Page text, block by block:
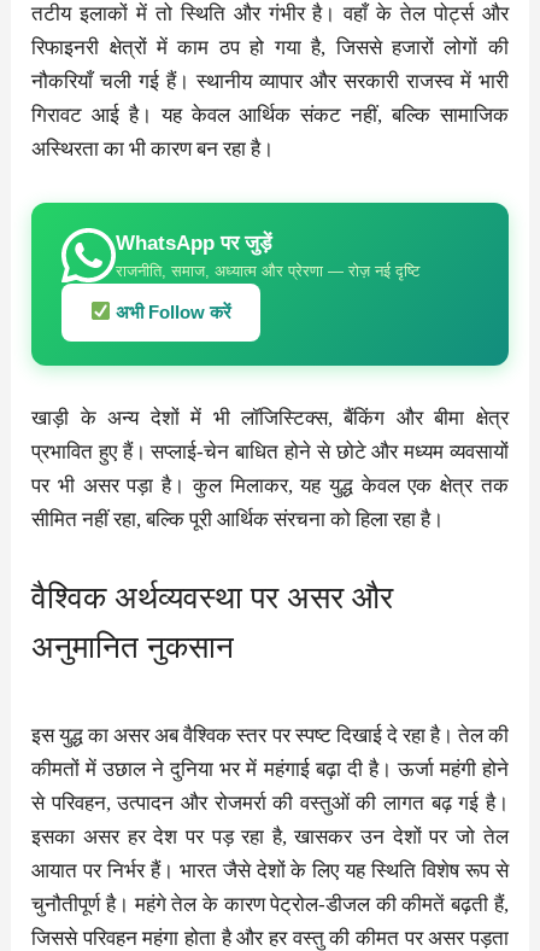
तटीय इलाकों में तो स्थिति और गंभीर है। वहाँ के तेल पोर्ट्स और
रिफाइनरी क्षेत्रों में काम ठप हो गया है, जिससे हजारों लोगों की
नौकरियाँ चली गई हैं। स्थानीय व्यापार और सरकारी राजस्व में भारी
गिरावट आई है। यह केवल आर्थिक संकट नहीं, बल्कि सामाजिक
अस्थिरता का भी कारण बन रहा है।
WhatsApp पर जुड़ें
राजनीति, समाज, अध्यात्म और प्रेरणा — रोज़ नई दृष्टि
अभी Follow करें
खाड़ी के अन्य देशों में भी लॉजिस्टिक्स, बैंकिंग और बीमा क्षेत्र
प्रभावित हुए हैं। सप्लाई-चेन बाधित होने से छोटे और मध्यम व्यवसायों
पर भी असर पड़ा है। कुल मिलाकर, यह युद्ध केवल एक क्षेत्र तक
सीमित नहीं रहा, बल्कि पूरी आर्थिक संरचना को हिला रहा है।
वैश्विक अर्थव्यवस्था पर असर और
अनुमानित नुकसान
इस युद्ध का असर अब वैश्विक स्तर पर स्पष्ट दिखाई दे रहा है। तेल की
कीमतों में उछाल ने दुनिया भर में महंगाई बढ़ा दी है। ऊर्जा महंगी होने
से परिवहन, उत्पादन और रोजमर्रा की वस्तुओं की लागत बढ़ गई है।
इसका असर हर देश पर पड़ रहा है, खासकर उन देशों पर जो तेल
आयात पर निर्भर हैं। भारत जैसे देशों के लिए यह स्थिति विशेष रूप से
चुनौतीपूर्ण है। महंगे तेल के कारण पेट्रोल-डीजल की कीमतें बढ़ती हैं,
जिससे परिवहन महंगा होता है और हर वस्तु की कीमत पर असर पड़ता